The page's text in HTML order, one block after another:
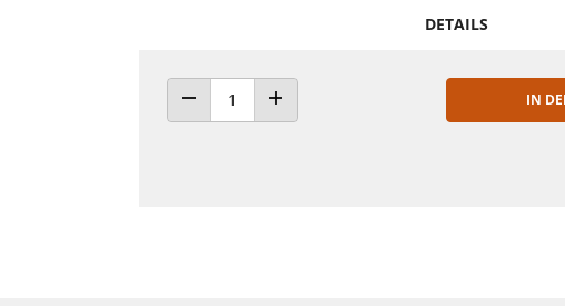
DETAILS
ANZAHL VERRINGERNANZAHL ERHÖHEN
IN